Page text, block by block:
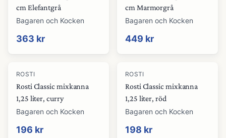
cm Elefantgrå
Bagaren och Kocken
363 kr
cm Marmorgrå
Bagaren och Kocken
449 kr
ROSTI
Rosti Classic mixkanna
1,25 liter, curry
Bagaren och Kocken
196 kr
ROSTI
Rosti Classic mixkanna
1,25 liter, röd
Bagaren och Kocken
198 kr